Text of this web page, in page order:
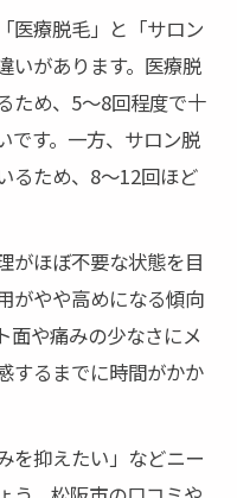
医療脱毛」と「サロン
いがあります。医療脱
ため、5〜8回程度で十
です。一方、サロン脱
るため、8〜12回ほど
がほぼ不要な状態を目
がやや高めになる傾向
面や痛みの少なさにメ
するまでに時間がかか
を抑えたい」などニー